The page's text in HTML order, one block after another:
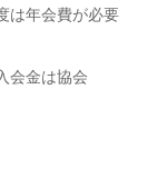
は年会費が必要
会金は協会